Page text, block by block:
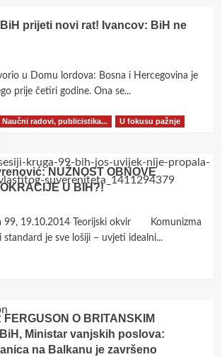
prijeti novi rat! Ivancov: BiH ne
u Domu lordova: Bosna i Hercegovina je
prije četiri godine. Ona se...
Naučni radovi, publicistika...
U fokusu pažnje
NUŽNOST OBNOVE
U BIH?!
99, 19.10.2014 Teorijski okvir Komunizma
standard je sve lošiji – uvjeti idealni...
NUŽNOST
O BRITANSKIM
Ministar vanjskih poslova:
na Balkanu je završeno